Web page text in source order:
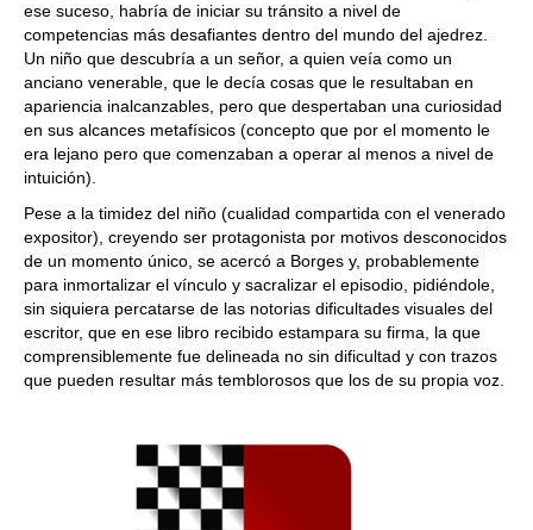
ese suceso, habría de iniciar su tránsito a nivel de
competencias más desafiantes dentro del mundo del ajedrez.
Un niño que descubría a un señor, a quien veía como un
anciano venerable, que le decía cosas que le resultaban en
apariencia inalcanzables, pero que despertaban una curiosidad
en sus alcances metafísicos (concepto que por el momento le
era lejano pero que comenzaban a operar al menos a nivel de
intuición).
Pese a la timidez del niño (cualidad compartida con el venerado
expositor), creyendo ser protagonista por motivos desconocidos
de un momento único, se acercó a Borges y, probablemente
para inmortalizar el vínculo y sacralizar el episodio, pidiéndole,
sin siquiera percatarse de las notorias dificultades visuales del
escritor, que en ese libro recibido estampara su firma, la que
comprensiblemente fue delineada no sin dificultad y con trazos
que pueden resultar más temblorosos que los de su propia voz.